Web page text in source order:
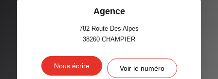
Agence
782 Route Des Alpes
38260 CHAMPIER
Nous écrire Voir le numéro